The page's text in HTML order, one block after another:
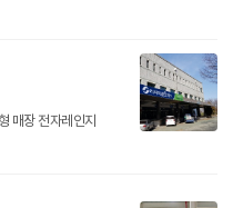
매장 전자레인지